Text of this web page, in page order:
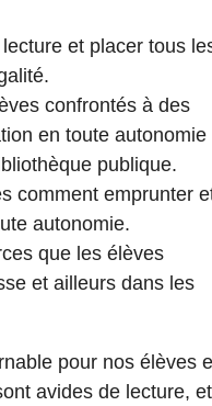
et placer tous
confrontés à des
en toute autonomie
publique.
comment emprunter
autonomie.
que les élèves
et ailleurs dans les
pour nos
avides de lecture,